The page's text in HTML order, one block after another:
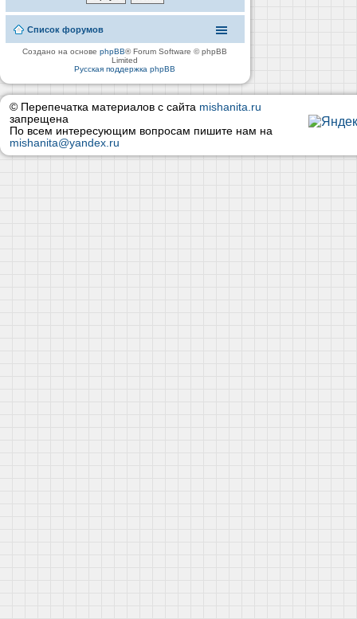
Список форумов
Создано на основеphpBB® Forum Software © phpBB
Limited
Русская поддержка phpBB
© Перепечатка материалов с сайта mishanita.ru
запрещена
По всем интересующим вопросам пишите нам на
mishanita@yandex.ru